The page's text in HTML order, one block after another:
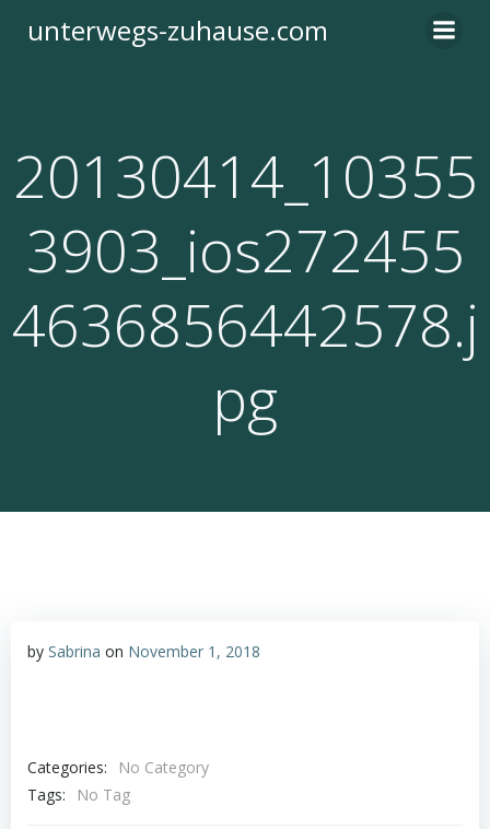
Inhalt
unterwegs-zuhause.com
20130414_10355
3903_ios272455
4636856442578.j
pg
by Sabrina on November 1, 2018
Categories:
No Category
Tags:
No Tag